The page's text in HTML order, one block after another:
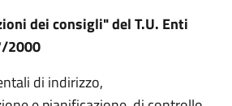
dei consigli" del T.U. Enti
2000
di indirizzo,